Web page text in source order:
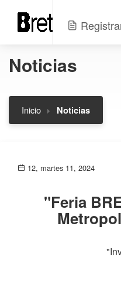
Noticias
Inicio Noticias
12, martes 11, 2024
"Feria